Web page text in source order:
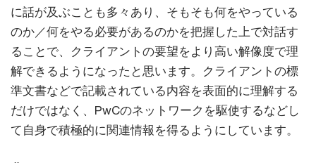
に話が及ぶことも多々あり、そもそも何をやっている
のか／何をやる必要があるのかを把握した上で対話す
ることで、クライアントの要望をより高い解像度で理
解できるようになったと思います。クライアントの標
準文書などで記載されている内容を表面的に理解する
だけではなく、PwCのネットワークを駆使するなどし
て自身で積極的に関連情報を得るようにしています。